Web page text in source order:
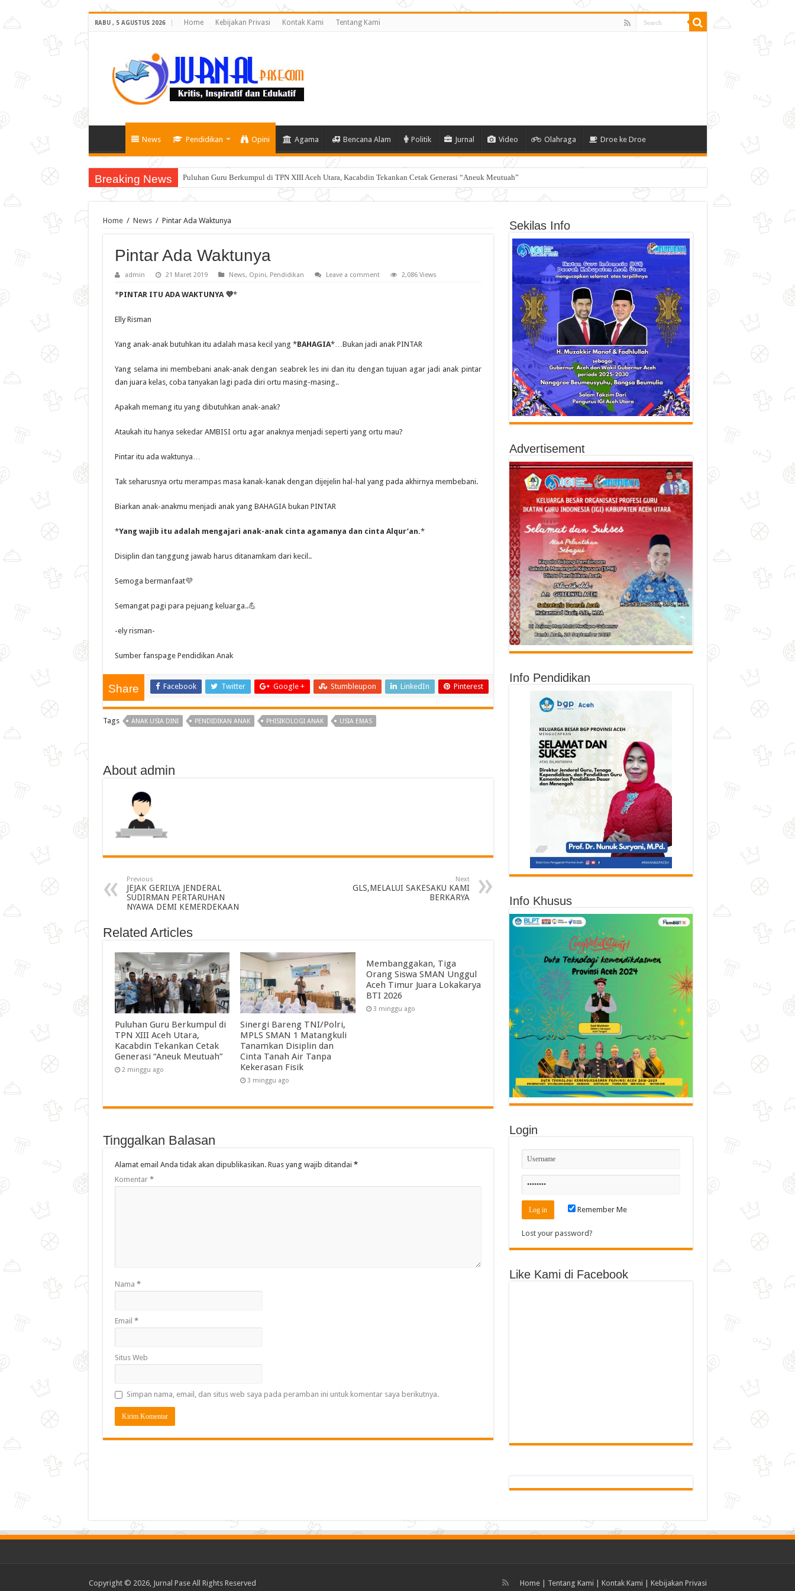
RABU , 5 AGUSTUS 2026 Home Kebijakan Privasi Kontak Kami Tentang Kami
News Pendidikan Opini Agama Bencana Alam Politik Jurnal Video Olahraga Droe ke Droe
Breaking News Puluhan Guru Berkumpul di TPN XIII Aceh Utara, Kacabdin Tekankan Cetak Generasi “Aneuk Meutuah”
Home / News / Pintar Ada Waktunya
Pintar Ada Waktunya
admin 21 Maret 2019 News, Opini, Pendidikan Leave a comment 2,086 Views
*PINTAR ITU ADA WAKTUNYA 💜*
Elly Risman
Yang anak-anak butuhkan itu adalah masa kecil yang *BAHAGIA*…Bukan jadi anak PINTAR
Yang selama ini membebani anak-anak dengan seabrek les ini dan itu dengan tujuan agar jadi anak pintar
dan juara kelas, coba tanyakan lagi pada diri ortu masing-masing..
Apakah memang itu yang dibutuhkan anak-anak?
Ataukah itu hanya sekedar AMBISI ortu agar anaknya menjadi seperti yang ortu mau?
Pintar itu ada waktunya…
Tak seharusnya ortu merampas masa kanak-kanak dengan dijejelin hal-hal yang pada akhirnya membebani.
Biarkan anak-anakmu menjadi anak yang BAHAGIA bukan PINTAR
*Yang wajib itu adalah mengajari anak-anak cinta agamanya dan cinta Alqur’an.*
Disiplin dan tanggung jawab harus ditanamkam dari kecil..
Semoga bermanfaat💜
Semangat pagi para pejuang keluarga..💪
-ely risman-
Sumber fanspage Pendidikan Anak
Share Facebook Twitter Google + Stumbleupon LinkedIn Pinterest
Tags ANAK USIA DINI PENDIDIKAN ANAK PHISIKOLOGI ANAK USIA EMAS
About admin
Previous
JEJAK GERILYA JENDERAL
SUDIRMAN PERTARUHAN
NYAWA DEMI KEMERDEKAAN
Next
GLS,MELALUI SAKESAKU KAMI
BERKARYA
Related Articles
Puluhan Guru Berkumpul di
TPN XIII Aceh Utara,
Kacabdin Tekankan Cetak
Generasi “Aneuk Meutuah”
2 minggu ago
Sinergi Bareng TNI/Polri,
MPLS SMAN 1 Matangkuli
Tanamkan Disiplin dan
Cinta Tanah Air Tanpa
Kekerasan Fisik
3 minggu ago
Membanggakan, Tiga
Orang Siswa SMAN Unggul
Aceh Timur Juara Lokakarya
BTI 2026
3 minggu ago
Tinggalkan Balasan
Alamat email Anda tidak akan dipublikasikan. Ruas yang wajib ditandai *
Komentar *
Nama *
Email *
Situs Web
Simpan nama, email, dan situs web saya pada peramban ini untuk komentar saya berikutnya.
Sekilas Info
Advertisement
Info Pendidikan
Info Khusus
Login
Remember Me
Lost your password?
Like Kami di Facebook
Home| Tentang Kami Kontak Kami Kebijakan Privasi
Copyright © 2026, Jurnal Pase All Rights Reserved